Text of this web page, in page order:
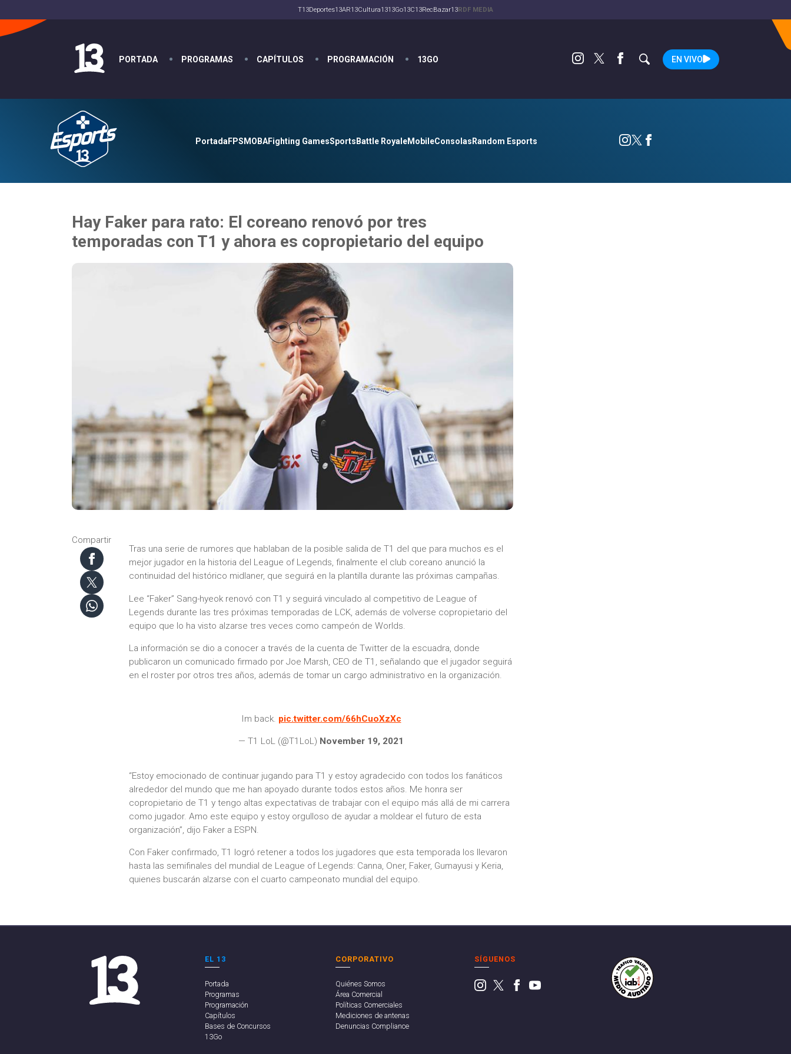
T13Deportes13AR13Cultura1313Go13C13RecBazar13RDF MEDIA
PORTADA PROGRAMAS CAPÍTULOS PROGRAMACIÓN 13GO EN VIVO
PortadaFPSMOBAFighting GamesSportsBattle RoyaleMobileConsolasRandom Esports
Hay Faker para rato: El coreano renovó por tres
temporadas con T1 y ahora es copropietario del equipo
Compartir
Tras una serie de rumores que hablaban de la posible salida de T1 del que para muchos es el
mejor jugador en la historia del League of Legends, finalmente el club coreano anunció la
continuidad del histórico midlaner, que seguirá en la plantilla durante las próximas campañas.
Lee “Faker” Sang-hyeok renovó con T1 y seguirá vinculado al competitivo de League of
Legends durante las tres próximas temporadas de LCK, además de volverse copropietario del
equipo que lo ha visto alzarse tres veces como campeón de Worlds.
La información se dio a conocer a través de la cuenta de Twitter de la escuadra, donde
publicaron un comunicado firmado por Joe Marsh, CEO de T1, señalando que el jugador seguirá
en el roster por otros tres años, además de tomar un cargo administrativo en la organización.
Im back. pic.twitter.com/66hCuoXzXc
— T1 LoL (@T1LoL) November 19, 2021
“Estoy emocionado de continuar jugando para T1 y estoy agradecido con todos los fanáticos
alrededor del mundo que me han apoyado durante todos estos años. Me honra ser
copropietario de T1 y tengo altas expectativas de trabajar con el equipo más allá de mi carrera
como jugador. Amo este equipo y estoy orgulloso de ayudar a moldear el futuro de esta
organización”, dijo Faker a ESPN.
Con Faker confirmado, T1 logró retener a todos los jugadores que esta temporada los llevaron
hasta las semifinales del mundial de League of Legends: Canna, Oner, Faker, Gumayusi y Keria,
quienes buscarán alzarse con el cuarto campeonato mundial del equipo.
EL 13
Portada
Programas
Programación
Capítulos
Bases de Concursos
13Go
CORPORATIVO
Quiénes Somos
Área Comercial
Políticas Comerciales
Mediciones de antenas
Denuncias Compliance
SÍGUENOS